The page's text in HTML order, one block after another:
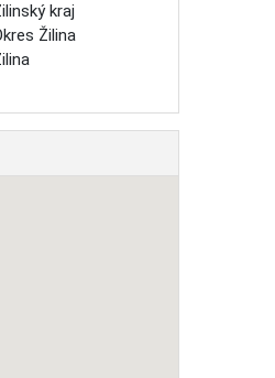
kraj
Žilina